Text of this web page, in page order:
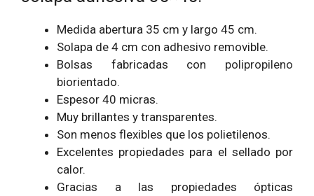
Medida abertura 35 cm y largo 45 cm.
Solapa de 4 cm con adhesivo removible.
Bolsas fabricadas con polipropileno
biorientado.
Espesor 40 micras.
Muy brillantes y transparentes.
Son menos flexibles que los polietilenos.
Excelentes propiedades para el sellado por
calor.
Gracias a las propiedades ópticas